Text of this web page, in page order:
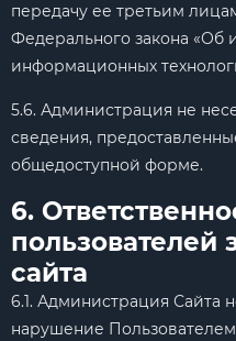
передачу ее третьим
Федерального закона «Об
информационных
5.6. Администрация не
сведения,
общедоступной форме.
6.
пользователей
сайта
6.1. Администрация Сайта
нарушение